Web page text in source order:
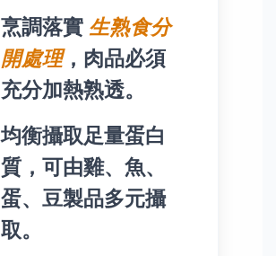
烹調落實 生熟食分
開處理，肉品必須
充分加熱熟透。
均衡攝取足量蛋白
質，可由雞、魚、
蛋、豆製品多元攝
取。